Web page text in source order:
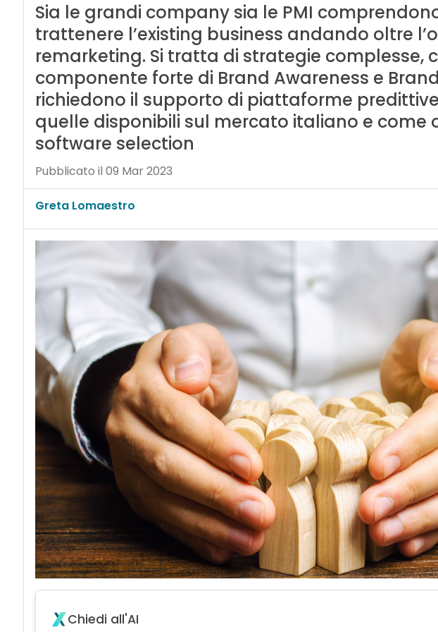
Sia le grandi company sia le PMI
trattenere l’existing business andando oltre
remarketing. Si tratta di strategie complesse,
componente forte di Brand Awareness e
richiedono il supporto di piattaforme
quelle disponibili sul mercato italiano e come
software selection
Pubblicato il 09 Mar 2023
Greta Lomaestro
Chiedi all'AI